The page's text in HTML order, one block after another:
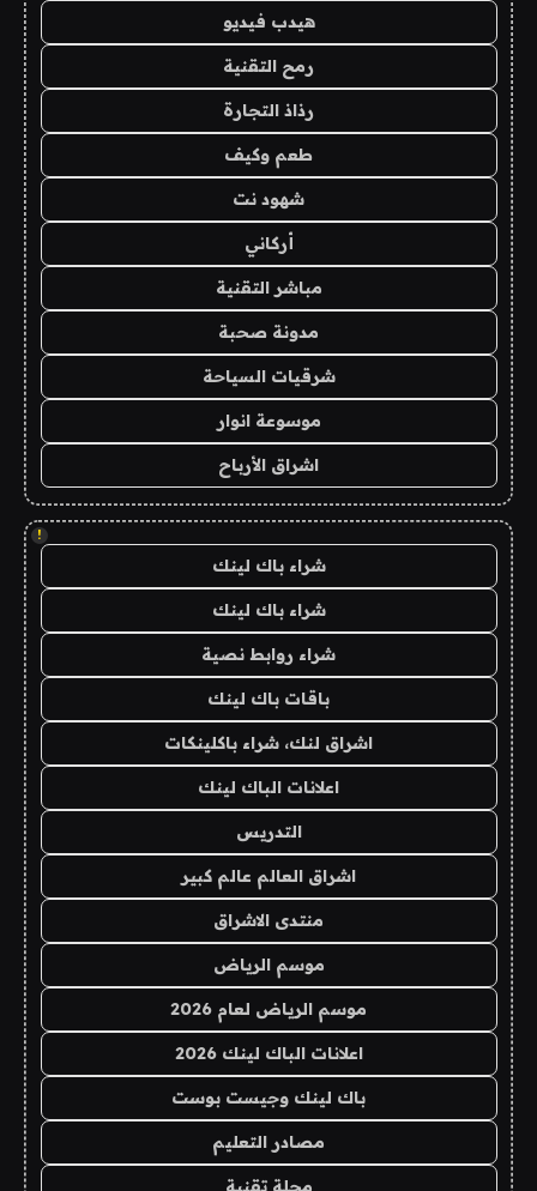
هيدب فيديو
رمح التقنية
رذاذ التجارة
طعم وكيف
شهود نت
أركاني
مباشر التقنية
مدونة صحبة
شرقيات السياحة
موسوعة انوار
اشراق الأرباح
!
شراء باك لينك
شراء باك لينك
شراء روابط نصية
باقات باك لينك
اشراق لنك، شراء باكلينكات
اعلانات الباك لينك
التدريس
اشراق العالم عالم كبير
منتدى الاشراق
موسم الرياض
موسم الرياض لعام 2026
اعلانات الباك لينك 2026
باك لينك وجيست بوست
مصادر التعليم
مجلة تقنية